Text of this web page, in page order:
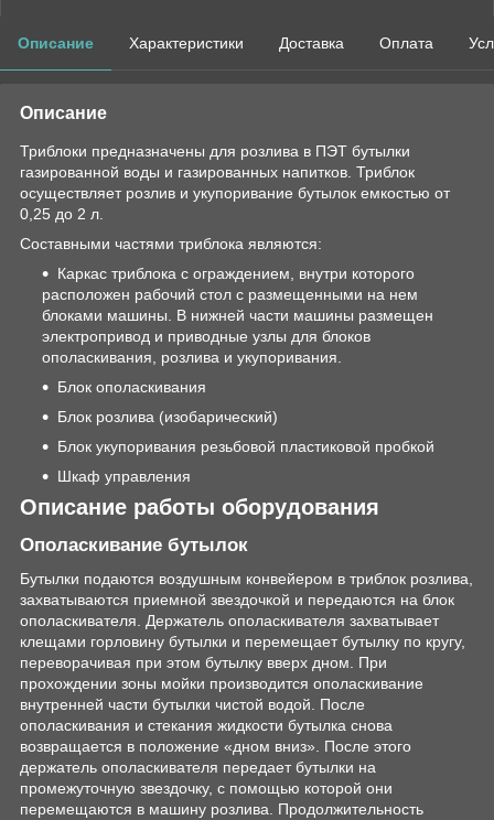
Описание Характеристики Доставка Оплата
Описание
Триблоки предназначены для розлива в ПЭТ бутылки
газированной воды и газированных напитков. Триблок
осуществляет розлив и укупоривание бутылок емкостью от
0,25 до 2 л.
Составными частями триблока являются:
Каркас триблока с ограждением, внутри которого
расположен рабочий стол с размещенными на нем
блоками машины. В нижней части машины размещен
электропривод и приводные узлы для блоков
ополаскивания, розлива и укупоривания.
Блок ополаскивания
Блок розлива (изобарический)
Блок укупоривания резьбовой пластиковой пробкой
Шкаф управления
Описание работы оборудования
Ополаскивание бутылок
Бутылки подаются воздушным конвейером в триблок розлива,
захватываются приемной звездочкой и передаются на блок
ополаскивателя. Держатель ополаскивателя захватывает
клещами горловину бутылки и перемещает бутылку по кругу,
переворачивая при этом бутылку вверх дном. При
прохождении зоны мойки производится ополаскивание
внутренней части бутылки чистой водой. После
ополаскивания и стекания жидкости бутылка снова
возвращается в положение «дном вниз». После этого
держатель ополаскивателя передает бутылки на
промежуточную звездочку, с помощью которой они
перемещаются в машину розлива. Продолжительность